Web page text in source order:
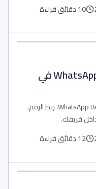
10 دقائق قراءة
كيفية إعداد WhatsApp Business API في
خطوات واضحة لبدء استخدام WhatsApp Business API، ربط الرقم،
فريقك.
12 دقائق قراءة